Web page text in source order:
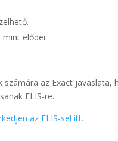
elődei.
az Exact javaslata,
ELIS-re.
az ELIS-sel itt.